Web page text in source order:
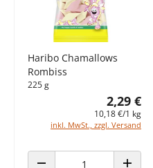
Haribo Chamallows
Rombiss
225 g
2,29 €
10,18 €/1 kg
inkl. MwSt., zzgl. Versand